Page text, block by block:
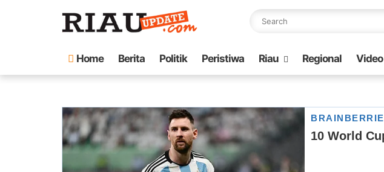
Home Berita Politik Peristiwa Riau Regional Video